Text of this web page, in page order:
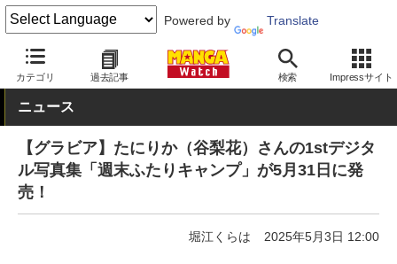
Powered by Translate
カテゴリ 過去記事 検索 Impressサイト
MANGA Watch グラビア
ニュース
【グラビア】たにりか（谷梨花）さんの1stデジタ
ル写真集「週末ふたりキャンプ」が5月31日に発
売！
堀江くらは 2025年5月3日 12:00